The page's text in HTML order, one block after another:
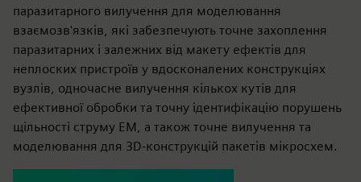
паразитарного вилучення для моделювання
взаємозв'язків, які забезпечують точне захоплення
паразитарних і залежних від макету ефектів для
неплоских пристроїв у вдосконалених конструкціях
вузлів, одночасне вилучення кількох кутів для
ефективної обробки та точну ідентифікацію порушень
щільності струму ЕМ, а також точне вилучення та
моделювання для 3D-конструкцій пакетів мікросхем.